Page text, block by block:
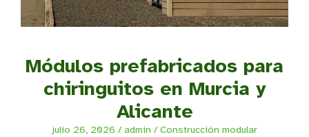
Módulos prefabricados para
chiringuitos en Murcia y
Alicante
julio 26, 2026 / admin / Construcción modular